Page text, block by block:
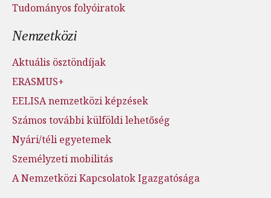
Tudományos folyóiratok
Nemzetközi
Aktuális ösztöndíjak
ERASMUS+
EELISA nemzetközi képzések
Számos további külföldi lehetőség
Nyári/téli egyetemek
Személyzeti mobilitás
A Nemzetközi Kapcsolatok Igazgatósága